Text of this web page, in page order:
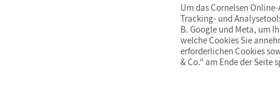
Sicheres Einkaufen mit SSL-Verschlüsselung
Widerrufsfristvon 4 Wochen
Schnelle und einfache Retourenabwicklung
Um das Cornelsen
Tracking- und
B. Google und Meta, um
welche Cookies Sie
erforderlichen Cookies
& Co.“ am Ende der Seite